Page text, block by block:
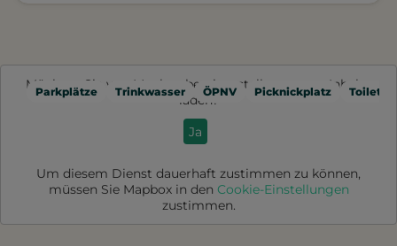
Parkplätze Trinkwasser ÖPNV Picknickplatz
Möchten Sie von Mapbox
bereitgestellte externe Inhalte
laden?
Ja
Um diesem Dienst dauerhaft zustimmen zu können,
müssen Sie Mapboxin den Cookie-Einstellungen
zustimmen.